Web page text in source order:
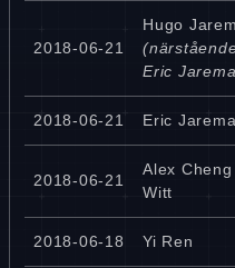
2018-06-21
Hugo
Eric
2018-06-21 Eric
2018-06-21
Alex Cheng
Witt
2018-06-18 Yi Ren